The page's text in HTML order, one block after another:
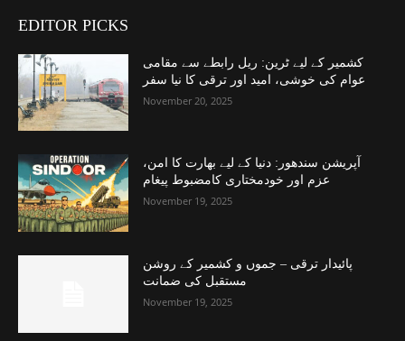
EDITOR PICKS
کشمیر کے لیے ٹرین: ریل رابطے سے مقامی
عوام کی خوشی، امید اور ترقی کا نیا سفر
November 20, 2025
آپریشن سندھور: دنیا کے لیے بھارت کا امن،
عزم اور خودمختاری کامضبوط پیغام
November 19, 2025
پائیدار ترقی – جموں و کشمیر کے روشن
مستقبل کی ضمانت
November 19, 2025